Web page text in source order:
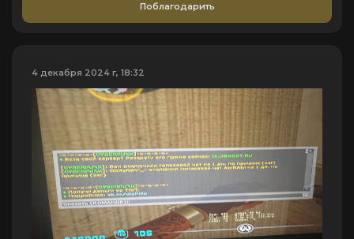
Поблагодарить
4 декабря 2024 г, 18:32